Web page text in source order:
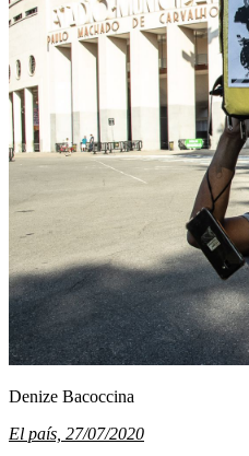
Denize Bacoccina
El país, 27/07/2020